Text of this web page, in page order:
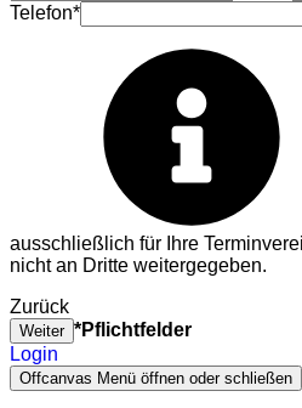
Telefon*
ausschließlich für Ihre
nicht an Dritte weitergegeben.
Zurück
Weiter *Pflichtfelder
Login
Offcanvas Menü öffnen oder schließen